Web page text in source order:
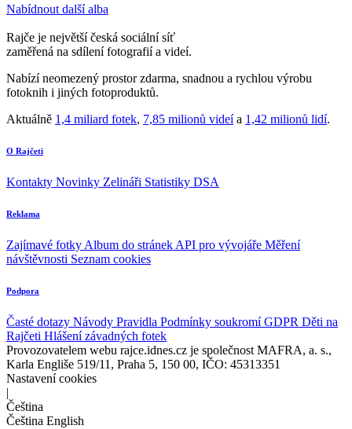
Nabídnout další alba
Rajče je největší česká sociální síť
zaměřená na sdílení fotografií a videí.
Nabízí neomezený prostor zdarma, snadnou a rychlou výrobu
fotoknih i jiných fotoproduktů.
Aktuálně 1,4 miliard fotek, 7,85 milionů videía 1,42 milionů lidí.
O Rajčeti
Kontakty Novinky Zelináři Statistiky DSA
Reklama
Zajímavé fotky Album do stránek API pro vývojáře Měření
návštěvnosti Seznam cookies
Podpora
Časté dotazy Návody Pravidla Podmínky soukromíGDPR Děti na
Rajčeti Hlášení závadných fotek
Provozovatelem webu rajce.idnes.cz je společnost MAFRA, a. s.,
Karla Engliše 519/11, Praha 5, 150 00, IČO: 45313351
Nastavení cookies
|
Čeština
Čeština English